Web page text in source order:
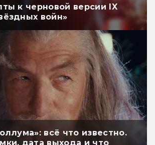
к черновой версии IX
войн»
всё что известно.
дата выхода и что